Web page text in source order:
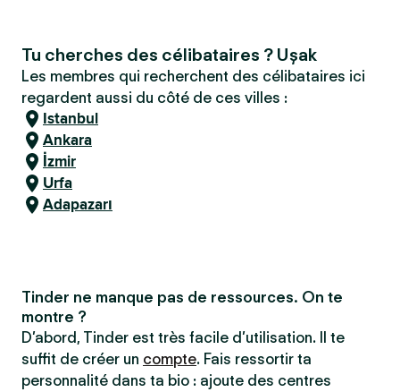
Tu cherches des célibataires ? Uşak
Les membres qui recherchent des célibataires ici
regardent aussi du côté de ces villes :
Istanbul
Ankara
İzmir
Urfa
Adapazarı
Tinder ne manque pas de ressources. On te
montre ?
D’abord, Tinder est très facile d’utilisation. Il te
suffit de créer un compte. Fais ressortir ta
personnalité dans ta bio : ajoute des centres